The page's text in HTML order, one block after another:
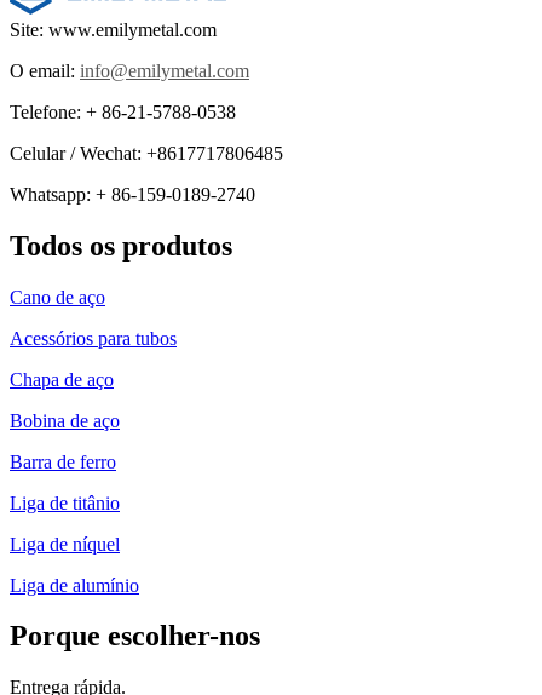
Site: www.emilymetal.com
O email: info@emilymetal.com
Telefone: + 86-21-5788-0538
Celular / Wechat: +8617717806485
Whatsapp: + 86-159-0189-2740
Todos os produtos
Cano de aço
Acessórios para tubos
Chapa de aço
Bobina de aço
Barra de ferro
Liga de titânio
Liga de níquel
Liga de alumínio
Porque escolher-nos
Entrega rápida.